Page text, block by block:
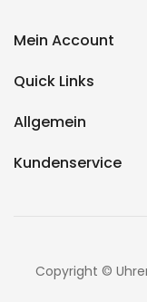
Mein Account
Quick Links
Allgemein
Kundenservice
Copyright ©